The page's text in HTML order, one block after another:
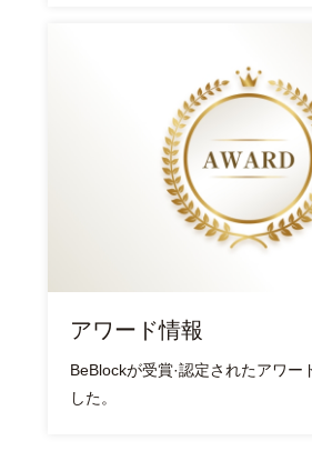
アワード情報
BeBlockが受賞·認定されたアワー
した。